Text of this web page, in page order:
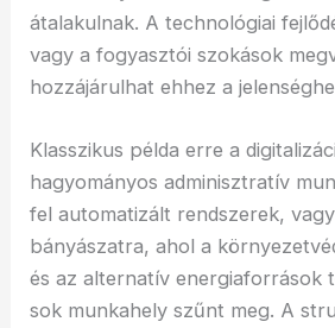
átalakulnak. A technológiai
vagy a fogyasztói szokások
hozzájárulhat ehhez a
Klasszikus példa erre a
hagyományos adminisztratív
fel automatizált rendszerek,
bányászatra, ahol a
és az alternatív energiaforrások
sok munkahely szűnt meg. A